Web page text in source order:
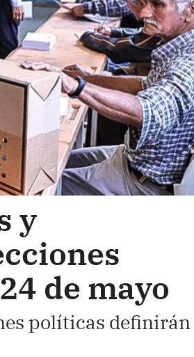
y
de mayo
políticas definirán